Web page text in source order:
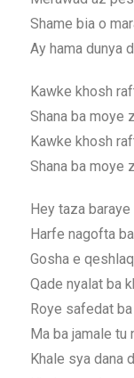
Shame bia o
Ay hama dunya
Kawke khosh
Shana ba moye
Kawke khosh
Shana ba moye
Hey taza
Harfe nagofta
Gosha e
Qade nyalat ba
Roye safedat
Ma ba jamale tu
Khale sya dana